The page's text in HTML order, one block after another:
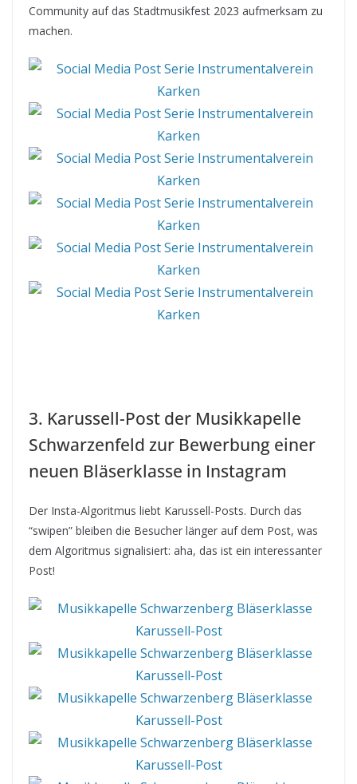
Community auf das Stadtmusikfest 2023 aufmerksam zu
machen.
3. Karussell-Post der Musikkapelle
Schwarzenfeld zur Bewerbung einer
neuen Bläserklasse in Instagram
Der Insta-Algoritmus liebt Karussell-Posts. Durch das
“swipen” bleiben die Besucher länger auf dem Post, was
dem Algoritmus signalisiert: aha, das ist ein interessanter
Post!